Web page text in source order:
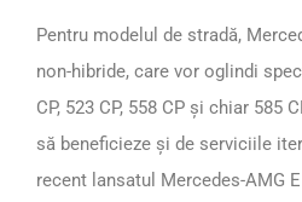
Pentru modelul de stradă,
non-hibride, care vor oglindi
CP, 523 CP, 558 CP și chiar 585
să beneficieze și de serviciile
recent lansatul Mercedes-AMG